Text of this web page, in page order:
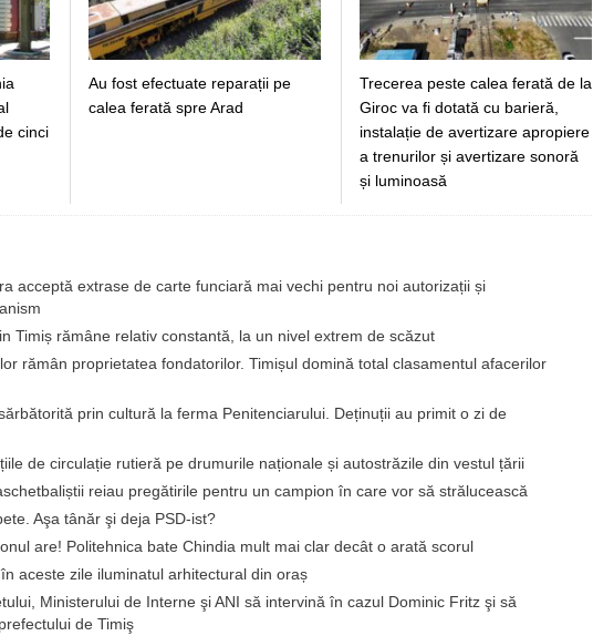
cinci
Au fost efectuate reparații pe
calea ferată spre Arad
Trecerea peste calea ferată de la
Giroc va fi dotată cu barieră,
instalație de avertizare apropiere
a trenurilor și avertizare sonoră
și luminoasă
acceptă extrase de carte funciară mai vechi pentru noi autorizații și
Timiș rămâne relativ constantă, la un nivel extrem de scăzut
rămân proprietatea fondatorilor. Timișul domină total clasamentul afacerilor
prin cultură la ferma Penitenciarului. Deținuții au primit o zi de
de circulație rutieră pe drumurile naționale și autostrăzile din vestul țării
reiau pregătirile pentru un campion în care vor să strălucească
Aşa tânăr şi deja PSD-ist?
are! Politehnica bate Chindia mult mai clar decât o arată scorul
aceste zile iluminatul arhitectural din oraș
Ministerului de Interne şi ANI să intervină în cazul Dominic Fritz şi să
de Timiş